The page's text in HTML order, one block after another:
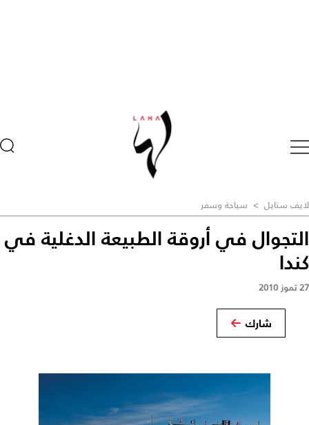
لايف ستايل > سياحة وسفر
التجوال في أروقة الطبيعة الدغلية في
كندا
27 تموز 2010
شارك